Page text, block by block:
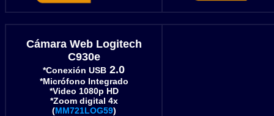
Cámara Web Logitech
C930e
*Conexión USB 2.0
*Micrófono Integrado
*Video 1080p HD
*Zoom digital 4x
(MM721LOG59)